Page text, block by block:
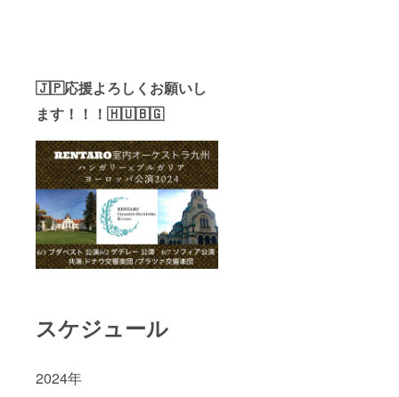
🇯🇵応援よろしくお願いし
ます！！！🇭🇺🇧🇬
スケジュール
2024年